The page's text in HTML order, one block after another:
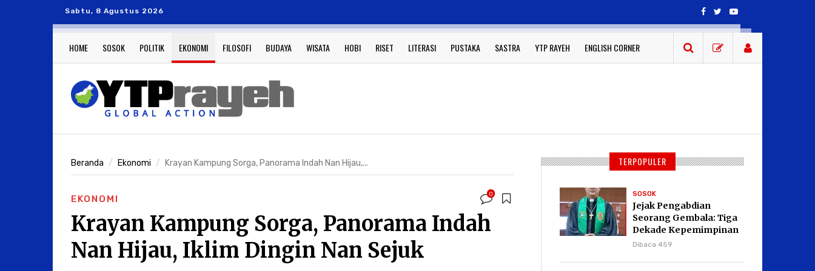
Sabtu, 8 Agustus 2026
HOME SOSOK POLITIK EKONOMI FILOSOFI BUDAYA WISATA HOBI RISET LITERASI PUSTAKA SASTRA YTP RAYEH ENGLISH CORNER
Beranda Ekonomi Krayan Kampung Sorga, Panorama Indah Nan Hijau,...
EKONOMI 0
Krayan Kampung Sorga, Panorama Indah
Nan Hijau, Iklim Dingin Nan Sejuk
TERPOPULER
SOSOK
Jejak Pengabdian
Seorang Gembala: Tiga
Dekade Kepemimpinan
Pdt. Dr. Yulius Daud di
Dibaca 459